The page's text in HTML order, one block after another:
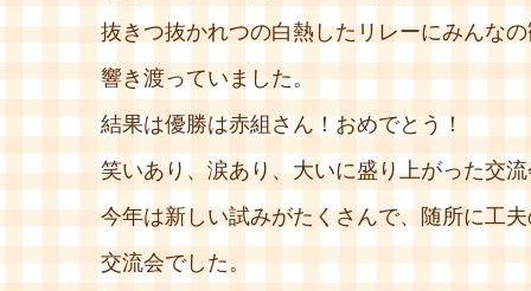
抜きつ抜かれつの白熱したリレーにみんな
響き渡っていました。
結果は優勝は赤組さん！おめでとう！
笑いあり、涙あり、大いに盛り上がった交
今年は新しい試みがたくさんで、随所に工
交流会でした。